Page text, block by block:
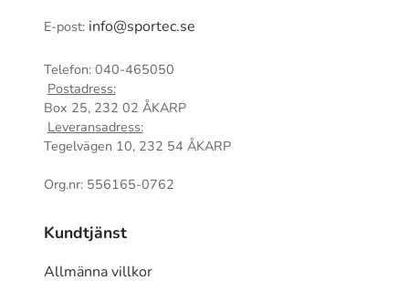
E-post: info@sportec.se
Telefon: 040-465050
Postadress:
Box 25, 232 02 ÅKARP
Leveransadress:
Tegelvägen 10, 232 54 ÅKARP
Org.nr: 556165-0762
Kundtjänst
Allmänna villkor